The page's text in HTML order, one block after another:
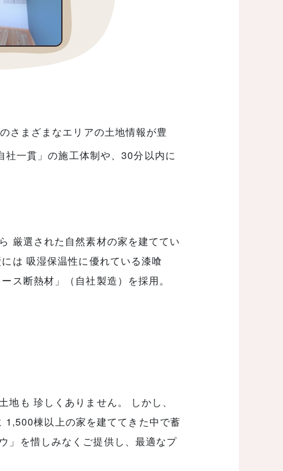
さまざまなエリアの土地情報が豊
一貫」の施工体制や、30分以内に
厳選された自然素材の家を建ててい
は 吸湿保温性に優れている漆喰
ス断熱材」（自社製造）を採用。
も 珍しくありません。 しかし、
棟以上の家を建ててきた中で蓄
」を惜しみなくご提供し、最適なプ